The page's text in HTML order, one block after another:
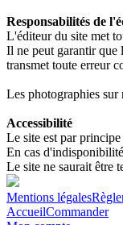
Responsabilités de
L'éditeur du site met
Il ne peut garantir que
transmet toute erreur
Les photographies sur
Accessibilité
Le site est par
En cas
Le site ne saurait être
Mentions légales
AccueilCommander